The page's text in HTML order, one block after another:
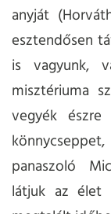
anyját
esztendősen
is vagyunk,
misztériuma
vegyék észre
panaszoló
látjuk az élet